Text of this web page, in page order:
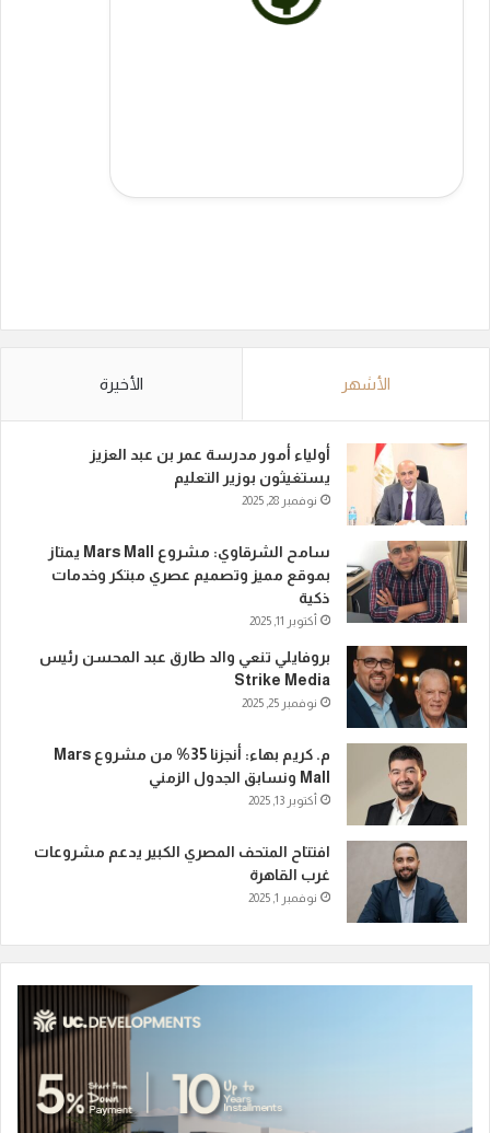
الأشهر الأخيرة
أولياء أمور مدرسة عمر بن عبد العزيز
يستغيثون بوزير التعليم
نوفمبر 28, 2025
سامح الشرقاوي: مشروع Mars Mall يمتاز
بموقع مميز وتصميم عصري مبتكر وخدمات
ذكية
أكتوبر 11, 2025
بروفايلي تنعي والد طارق عبد المحسن رئيس
Strike Media
نوفمبر 25, 2025
م. كريم بهاء: أنجزنا 35% من مشروع Mars
Mall ونسابق الجدول الزمني
أكتوبر 13, 2025
افتتاح المتحف المصري الكبير يدعم مشروعات
غرب القاهرة
نوفمبر 1, 2025